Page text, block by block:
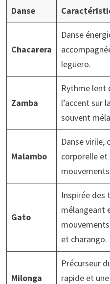
Danse
Chacarera
Danse
legüero.
Zamba
Rythme lent
l’accent sur
souvent
Malambo
Danse virile,
corporelle
Gato
Inspirée des
mélangeant
et charango.
Milonga
Précurseur
rapide et